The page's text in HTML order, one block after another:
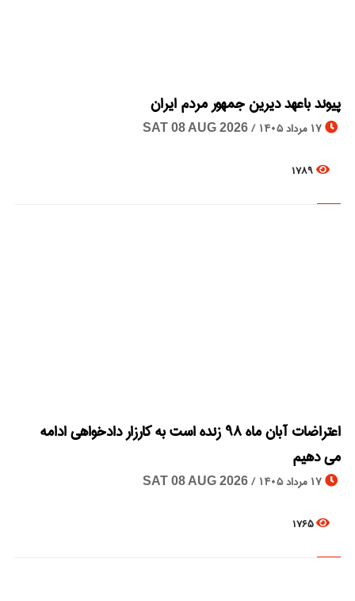
پیوند باعهد دیرین جمهور مردم ایران
17 مرداد 1405 / SAT 08 AUG 2026
1789
اعتراضات آبان ماه ٩٨ زنده است به کارزار دادخواهی ادامه
می دهیم
17 مرداد 1405 / SAT 08 AUG 2026
1765